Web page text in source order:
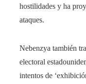
hostilidades y ha
ataques.
Nebenzya también
electoral
intentos de